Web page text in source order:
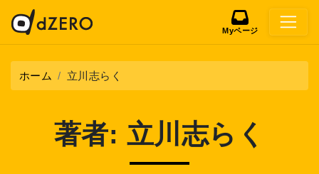
Myページ
ホーム 立川志らく
著者: 立川志らく